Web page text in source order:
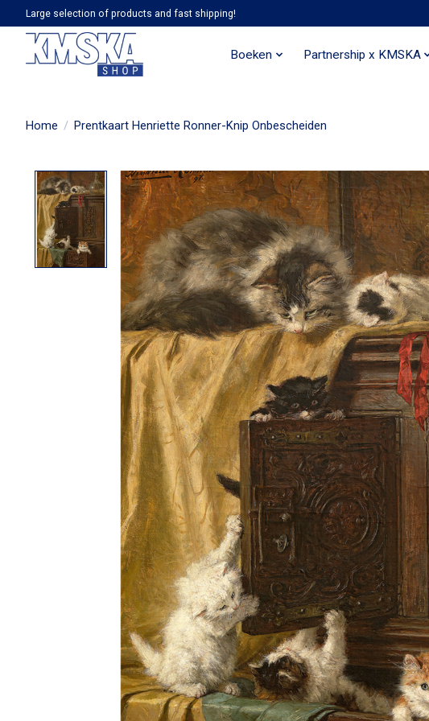
Large selection of products and fast shipping!
Boeken Partnership x KMSKA
Home / Prentkaart Henriette Ronner-Knip Onbescheiden
Product image slideshow Items